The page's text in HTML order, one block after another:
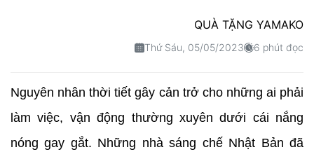
QUÀ TẶNG YAMAKO
Thứ Sáu, 05/05/2023 6 phút đọc
Nguyên nhân thời tiết gây cản trở cho những ai phải
làm việc, vận động thường xuyên dưới cái nắng
nóng gay gắt. Những nhà sáng chế Nhật Bản đã